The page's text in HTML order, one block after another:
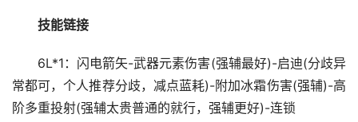
技能链接
6L*1：闪电箭矢-武器元素伤害(强辅最好)-启迪(分歧异
常都可，个人推荐分歧，减点蓝耗)-附加冰霜伤害(强辅)-高
阶多重投射(强辅太贵普通的就行，强辅更好)-连锁